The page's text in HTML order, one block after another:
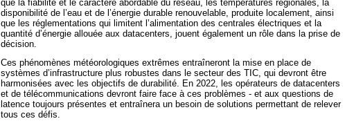
que la fiabilité et le caractère abordable du réseau, les températures régionales, la
disponibilité de l’eau et de l’énergie durable renouvelable, produite localement, ainsi
que les réglementations qui limitent l’alimentation des centrales électriques et la
quantité d’énergie allouée aux datacenters, jouent également un rôle dans la prise de
décision.
Ces phénomènes météorologiques extrêmes entraîneront la mise en place de
systèmes d’infrastructure plus robustes dans le secteur des TIC, qui devront être
harmonisées avec les objectifs de durabilité. En 2022, les opérateurs de datacenters
et de télécommunications devront faire face à ces problèmes - et aux questions de
latence toujours présentes et entraînera un besoin de solutions permettant de relever
tous ces défis.